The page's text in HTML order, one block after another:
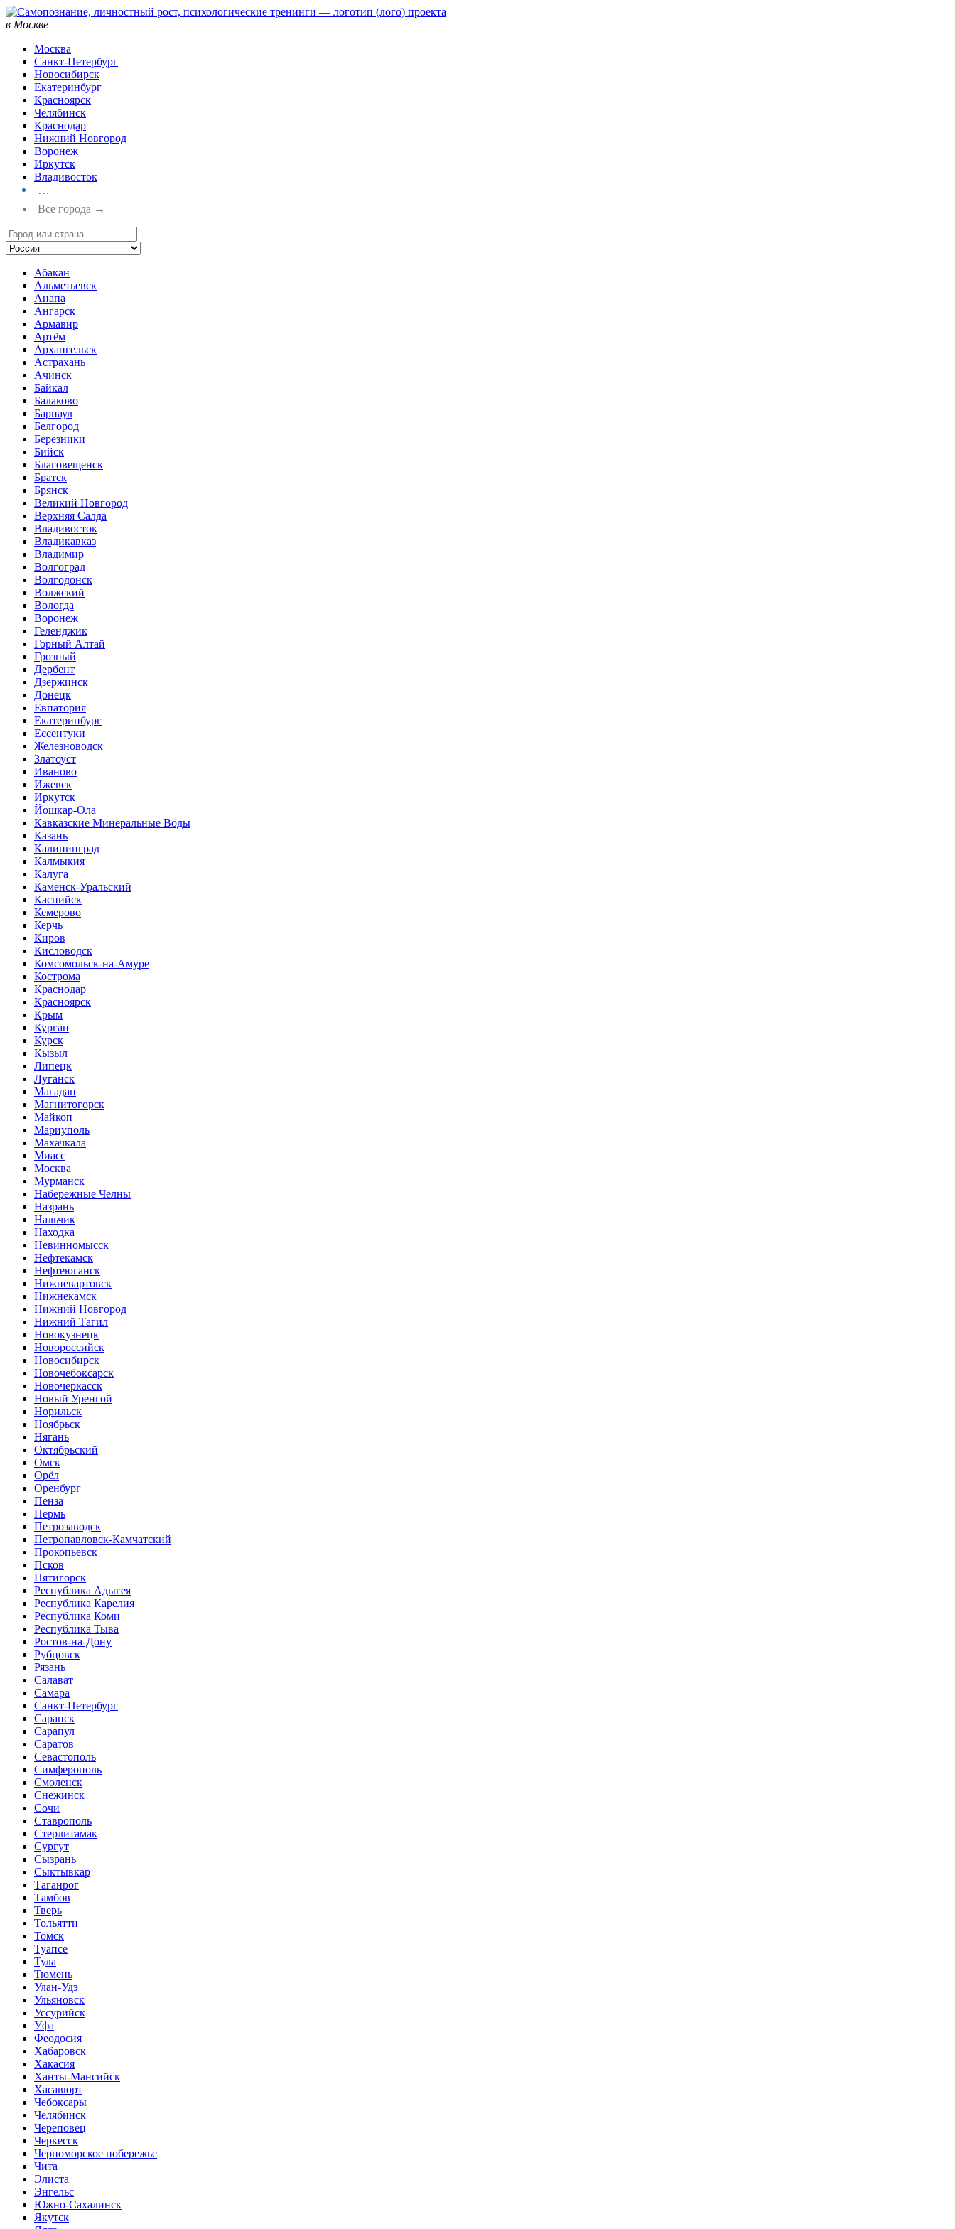
в Москве
Москва
Санкт-Петербург
Новосибирск
Екатеринбург
Красноярск
Челябинск
Краснодар
Нижний Новгород
Воронеж
Иркутск
Владивосток
…
Все города →
Абакан
Альметьевск
Анапа
Ангарск
Армавир
Артём
Архангельск
Астрахань
Ачинск
Байкал
Балаково
Барнаул
Белгород
Березники
Бийск
Благовещенск
Братск
Брянск
Великий Новгород
Верхняя Салда
Владивосток
Владикавказ
Владимир
Волгоград
Волгодонск
Волжский
Вологда
Воронеж
Геленджик
Горный Алтай
Грозный
Дербент
Дзержинск
Донецк
Евпатория
Екатеринбург
Ессентуки
Железноводск
Златоуст
Иваново
Ижевск
Иркутск
Йошкар-Ола
Кавказские Минеральные Воды
Казань
Калининград
Калмыкия
Калуга
Каменск-Уральский
Каспийск
Кемерово
Керчь
Киров
Кисловодск
Комсомольск-на-Амуре
Кострома
Краснодар
Красноярск
Крым
Курган
Курск
Кызыл
Липецк
Луганск
Магадан
Магнитогорск
Майкоп
Мариуполь
Махачкала
Миасс
Москва
Мурманск
Набережные Челны
Назрань
Нальчик
Находка
Невинномысск
Нефтекамск
Нефтеюганск
Нижневартовск
Нижнекамск
Нижний Новгород
Нижний Тагил
Новокузнецк
Новороссийск
Новосибирск
Новочебоксарск
Новочеркасск
Новый Уренгой
Норильск
Ноябрьск
Нягань
Октябрьский
Омск
Орёл
Оренбург
Пенза
Пермь
Петрозаводск
Петропавловск-Камчатский
Прокопьевск
Псков
Пятигорск
Республика Адыгея
Республика Карелия
Республика Коми
Республика Тыва
Ростов-на-Дону
Рубцовск
Рязань
Салават
Самара
Санкт-Петербург
Саранск
Сарапул
Саратов
Севастополь
Симферополь
Смоленск
Снежинск
Сочи
Ставрополь
Стерлитамак
Сургут
Сызрань
Сыктывкар
Таганрог
Тамбов
Тверь
Тольятти
Томск
Туапсе
Тула
Тюмень
Улан-Удэ
Ульяновск
Уссурийск
Уфа
Феодосия
Хабаровск
Хакасия
Ханты-Мансийск
Хасавюрт
Чебоксары
Челябинск
Череповец
Черкесск
Черноморское побережье
Чита
Элиста
Энгельс
Южно-Сахалинск
Якутск